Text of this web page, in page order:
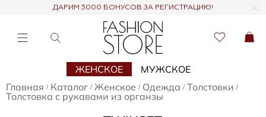
ДАРИМ 3000 БОНУСОВ ЗА РЕГИСТРАЦИЮ!
ЖЕНСКОЕ
МУЖСКОЕ
Главная / Каталог / Женское / Одежда / Толстовки /
Толстовка с рукавами из органзы